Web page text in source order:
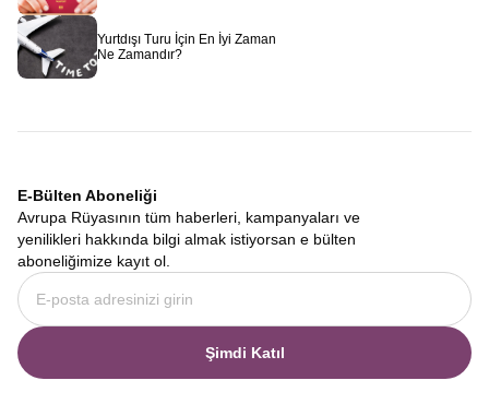
Yurtdışı Turu İçin En İyi Zaman
Ne Zamandır?
E-Bülten Aboneliği
Avrupa Rüyasının tüm haberleri, kampanyaları ve
yenilikleri hakkında bilgi almak istiyorsan e bülten
aboneliğimize kayıt ol.
Şimdi Katıl